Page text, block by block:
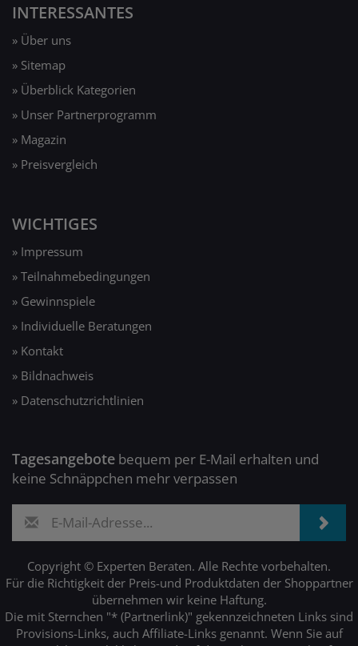
INTERESSANTES
» Über uns
» Sitemap
» Überblick Kategorien
» Unser Partnerprogramm
» Magazin
» Preisvergleich
WICHTIGES
» Impressum
» Teilnahmebedingungen
» Gewinnspiele
» Individuelle Beratungen
» Kontakt
» Bildnachweis
» Datenschutzrichtlinien
Tagesangebote bequem per E-Mail erhalten und
keine Schnäppchen mehr verpassen
Copyright © Experten Beraten. Alle Rechte vorbehalten.
Für die Richtigkeit der Preis-und Produktdaten der Shoppartner
übernehmen wir keine Haftung.
Die mit Sternchen "* (Partnerlink)" gekennzeichneten Links sind
Provisions-Links, auch Affiliate-Links genannt. Wenn Sie auf